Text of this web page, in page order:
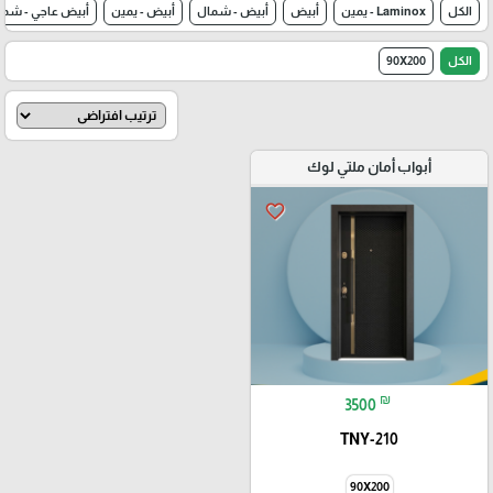
الكل Laminox - يمين أبيض أبيض - شمال أبيض - يمين أبيض عاجي -
الكل 90X200
أبواب أمان ملتي لوك
favorite_border
3500 ₪
TNY-210
90X200